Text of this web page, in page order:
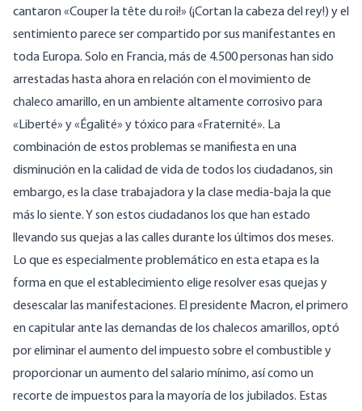
cantaron «Couper la tête du roi!» (¡Cortan la cabeza del rey!) y el
sentimiento parece ser compartido por sus manifestantes en
toda Europa. Solo en Francia, más de 4.500 personas han sido
arrestadas hasta ahora en relación con el movimiento de
chaleco amarillo, en un ambiente altamente corrosivo para
«Liberté» y «Égalité» y tóxico para «Fraternité». La
combinación de estos problemas se manifiesta en una
disminución en la calidad de vida de todos los ciudadanos, sin
embargo, es la clase trabajadora y la clase media-baja la que
más lo siente. Y son estos ciudadanos los que han estado
llevando sus quejas a las calles durante los últimos dos meses.
Lo que es especialmente problemático en esta etapa es la
forma en que el establecimiento elige resolver esas quejas y
desescalar las manifestaciones. El presidente Macron, el primero
en capitular ante las demandas de los chalecos amarillos, optó
por eliminar el aumento del impuesto sobre el combustible y
proporcionar un aumento del salario mínimo, así como un
recorte de impuestos para la mayoría de los jubilados. Estas